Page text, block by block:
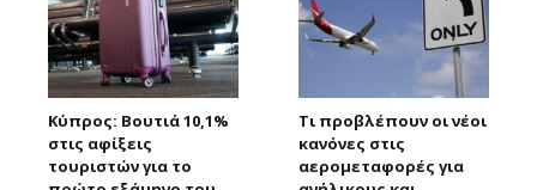
Κύπρος: Βουτιά 10,1%
στις αφίξεις
τουριστών για το
Τι προβλέπουν οι νέοι
κανόνες στις
αερομεταφορές για